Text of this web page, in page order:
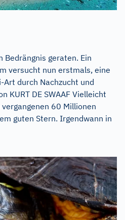
geraten. Ein
versucht nun erstmals, eine
durch Nachzucht und
KURT DE SWAAF Vielleicht
60 Millionen
guten Stern. Irgendwann in